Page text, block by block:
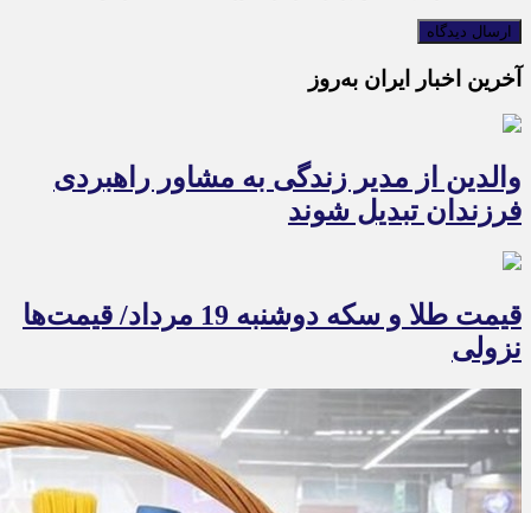
آخرین اخبار ایران به‌روز
والدین از مدیر زندگی به مشاور راهبردی
فرزندان تبدیل شوند
قیمت طلا و سکه دوشنبه 19 مرداد/ قیمت‌ها
نزولی